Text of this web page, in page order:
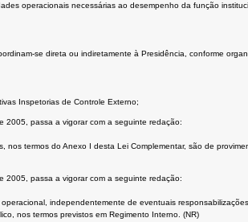
operacionais necessárias ao desempenho da função
se direta ou indiretamente à Presidência, conforme
Inspetorias de Controle Externo;
2005, passa a vigorar com a seguinte redação:
nos termos do Anexo I desta Lei Complementar, são de
2005, passa a vigorar com a seguinte redação:
independentemente de eventuais
nos termos previstos em Regimento Interno. (NR)